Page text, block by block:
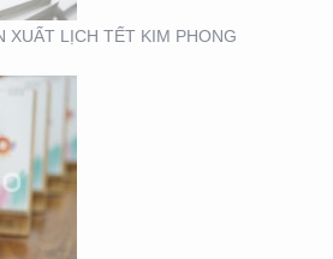
XUẤT LỊCH TẾT KIM PHONG
XUẤT